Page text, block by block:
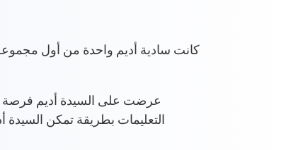
عرضت على السيدة أديم فرصة
التعليمات بطريقة تمكن